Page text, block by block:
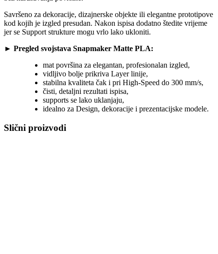
Savršeno za dekoracije, dizajnerske objekte ili elegantne prototipove
kod kojih je izgled presudan. Nakon ispisa dodatno štedite vrijeme
jer se Support strukture mogu vrlo lako ukloniti.
► Pregled svojstava Snapmaker Matte PLA:
mat površina za elegantan, profesionalan izgled,
vidljivo bolje prikriva Layer linije,
stabilna kvaliteta čak i pri High-Speed do 300 mm/s,
čisti, detaljni rezultati ispisa,
supports se lako uklanjaju,
idealno za Design, dekoracije i prezentacijske modele.
Slični proizvodi